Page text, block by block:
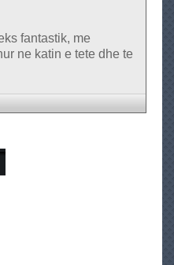
fantastik, me
ne katin e tete dhe te